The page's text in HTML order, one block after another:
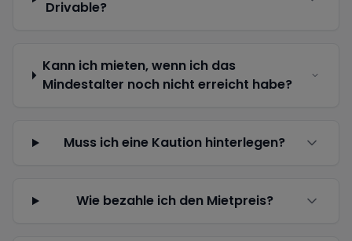
Drivable?
Kann ich mieten, wenn ich das
Mindestalter noch nicht erreicht habe?
Muss ich eine Kaution hinterlegen?
Wie bezahle ich den Mietpreis?